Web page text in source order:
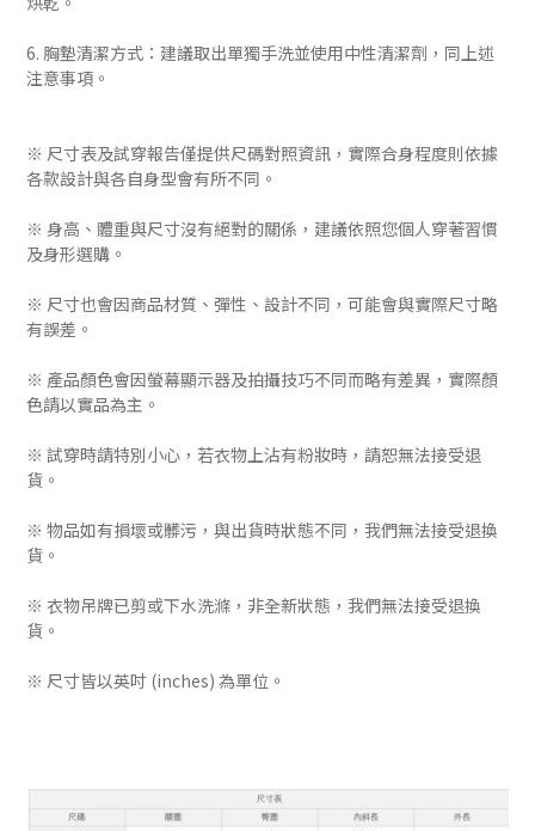
6. 胸墊清潔方式：建議取出單獨手洗並使用中性清潔劑，同上述
注意事項。
※ 尺寸表及試穿報告僅提供尺碼對照資訊，實際合身程度則依據
各款設計與各自身型會有所不同。
※ 身高、體重與尺寸沒有絕對的關係，建議依照您個人穿著習慣
及身形選購。
※ 尺寸也會因商品材質、彈性、設計不同，可能會與實際尺寸略
有誤差。
※ 產品顏色會因螢幕顯示器及拍攝技巧不同而略有差異，實際顏
色請以實品為主。
※ 試穿時請特別小心，若衣物上沾有粉妝時，請恕無法接受退
貨。
※ 物品如有損壞或髒污，與出貨時狀態不同，我們無法接受退換
貨。
※ 衣物吊牌已剪或下水洗滌，非全新狀態，我們無法接受退換
貨。
※ 尺寸皆以英吋 (inches) 為單位。